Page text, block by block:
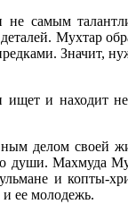
самым
Мухтар
Значит,
и находит
делом
души. Махмуда
и копты-
ее молодежь.